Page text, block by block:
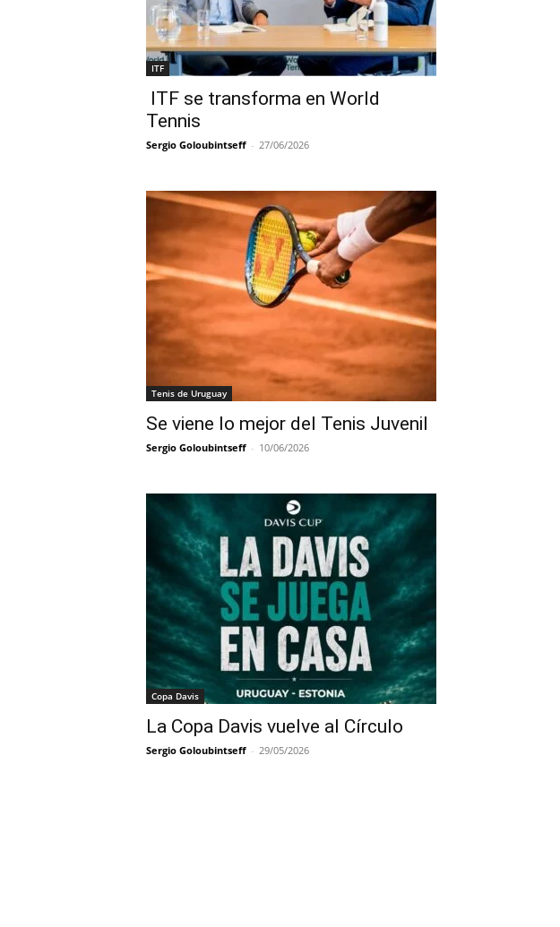
ITF
ITF se transforma en World
Tennis
Sergio Goloubintseff - 27/06/2026
Tenis de Uruguay
Se viene lo mejor del Tenis Juvenil
Sergio Goloubintseff - 10/06/2026
Copa Davis
La Copa Davis vuelve al Círculo
Sergio Goloubintseff - 29/05/2026